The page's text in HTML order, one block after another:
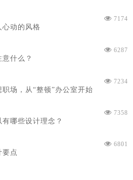
7174
心动的风格
6287
意什么？
7234
场，从“整顿”办公室开始
7358
有哪些设计理念？
6801
要点